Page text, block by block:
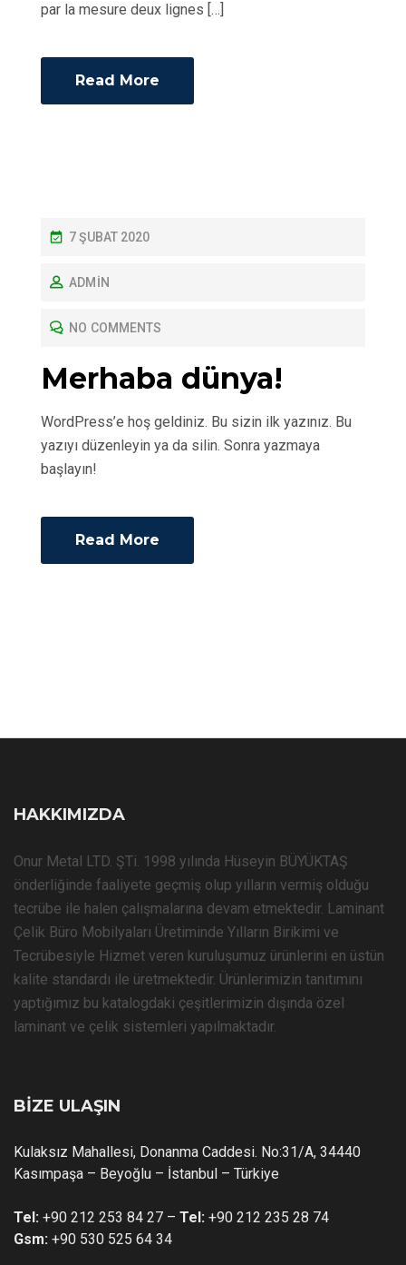
par la mesure deux lignes […]
Read More
P
S
O
N
7 ŞUBAT 2020
ADMIN
NO COMMENTS
Merhaba dünya!
WordPress’e hoş geldiniz. Bu sizin ilk yazınız. Bu
yazıyı düzenleyin ya da silin. Sonra yazmaya
başlayın!
Read More
HAKKIMIZDA
Onur Metal LTD. ŞTi. 1998 yılında Hüseyin BÜYÜKTAŞ
önderliğinde faaliyete geçmiş olup yılların vermiş olduğu
tecrübe ile halen çalışmalarına devam etmektedir. Laminant
Çelik Büro Mobilyaları Üretiminde Yılların Birikimi ve
Tecrübesiyle Hizmet veren kuruluşumuz ürünlerini en üstün
kalite standardı ile üretmektedir. Ürünlerimizin tanıtımını
yaptığımız bu katalogdaki çeşitlerimizin dışında özel
laminant ve çelik sistemleri yapılmaktadır.
BİZE ULAŞIN
Kulaksız Mahallesi, Donanma Caddesi. No:31/A, 34440
Kasımpaşa – Beyoğlu – İstanbul – Türkiye
Tel: +90 212 253 84 27 – Tel: +90 212 235 28 74
Gsm: +90 530 525 64 34